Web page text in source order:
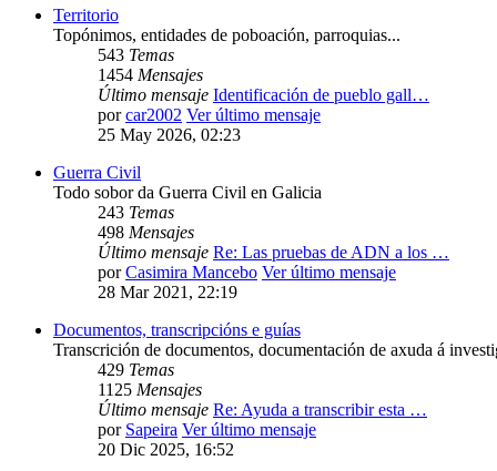
Territorio
Topónimos, entidades de poboación, parroquias...
543 Temas
1454 Mensajes
Último mensaje Identificación de pueblo gall…
porcar2002 Ver último mensaje
25 May 2026, 02:23
Guerra Civil
Todo sobor da Guerra Civil en Galicia
243 Temas
498 Mensajes
Último mensaje Re: Las pruebas de ADN a los …
porCasimira Mancebo Ver último mensaje
28 Mar 2021, 22:19
Documentos, transcripcións e guías
Transcrición de documentos, documentación de axuda á
429 Temas
1125 Mensajes
Último mensaje Re: Ayuda a transcribir esta …
por Sapeira Ver último mensaje
20 Dic 2025, 16:52